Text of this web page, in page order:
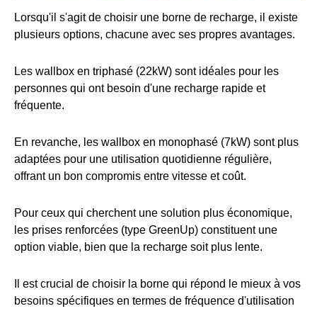
Lorsqu'il s'agit de choisir une borne de recharge, il existe
plusieurs options, chacune avec ses propres avantages.
Les wallbox en triphasé (22kW) sont idéales pour les
personnes qui ont besoin d'une recharge rapide et
fréquente.
En revanche, les wallbox en monophasé (7kW) sont plus
adaptées pour une utilisation quotidienne régulière,
offrant un bon compromis entre vitesse et coût.
Pour ceux qui cherchent une solution plus économique,
les prises renforcées (type GreenUp) constituent une
option viable, bien que la recharge soit plus lente.
Il est crucial de choisir la borne qui répond le mieux à vos
besoins spécifiques en termes de fréquence d'utilisation